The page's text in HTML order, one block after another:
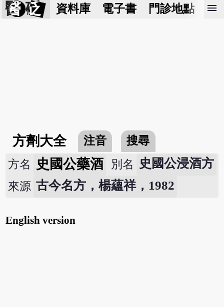
醫 砭 資料庫 電子書 門診地點 預
menu
方劑大全 注音
搜尋
方名
史國公藥酒 別名 史國公浸酒方
來源 古今名方，楊蘊祥，1982
English version